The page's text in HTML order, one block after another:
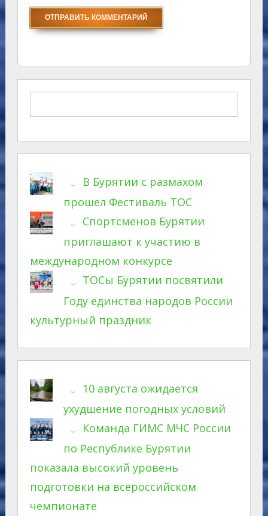
В Бурятии с размахом
прошел Фестиваль ТОС
Спортсменов Бурятии
приглашают к участию в
международном конкурсе
ТОСы Бурятии посвятили
Году единства народов России
культурный праздник
10 августа ожидается
ухудшение погодных условий
Команда ГИМС МЧС России
по Республике Бурятии
показала высокий уровень
подготовки на всероссийском
чемпионате